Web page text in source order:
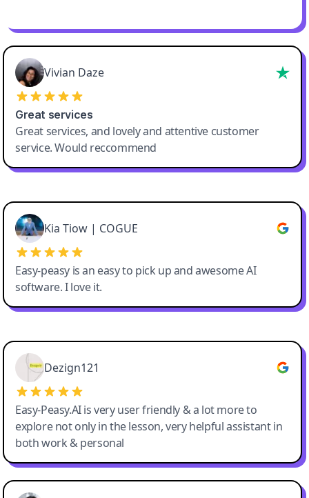
Vivian Daze
Great services
Great services, and lovely and attentive customer
service. Would reccommend
Cody Crabb
Great service, Best AI tool
Kia Tiow | COGUE
Easy-peasy is an easy to pick up and awesome AI
software. I love it.
Easy-Peasy AI
Dezign121
Easy-Peasy.AI is very user friendly & a lot more to
explore not only in the lesson, very helpful assistant in
both work & personal